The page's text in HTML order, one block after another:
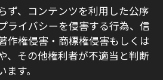
ず、コンテンツを利用した公序
ライバシーを侵害する行為、信
作権侵害・商標権侵害もしくは
、その他権利者が不適当と判断
す。